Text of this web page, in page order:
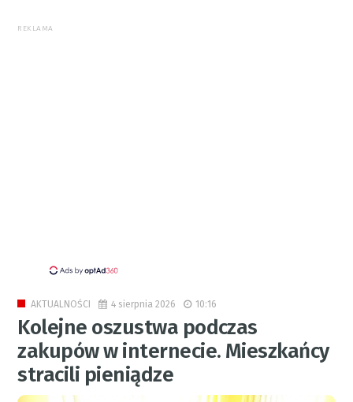
REKLAMA
AKTUALNOŚCI 4 sierpnia 2026 10:16
Kolejne oszustwa podczas
zakupów w internecie. Mieszkańcy
stracili pieniądze